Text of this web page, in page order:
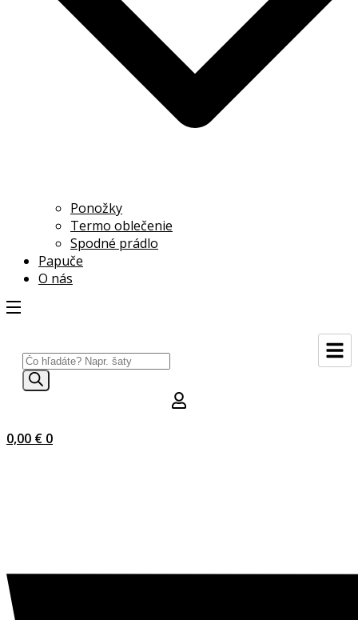
Ponožky
Termo oblečenie
Spodné prádlo
Papuče
O nás
Products
search
0,00 € 0